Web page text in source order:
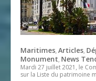
Maritimes,Articles,
Monument, News
Mardi 27 juillet 2021, le
sur la Liste du patrimoine